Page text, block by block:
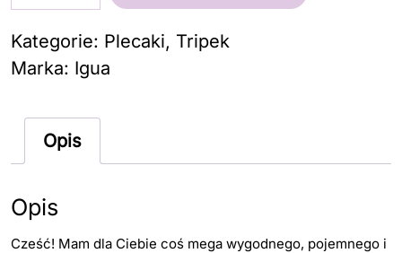
Tripek
rajaner
2w1
kolorów
intensywną
Kategorie: Plecaki, Tripek
Marka: Igua
Opis
Opis
Cześć! Mam dla Ciebie coś mega wygodnego, pojemnego i